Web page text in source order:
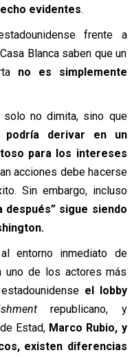
evidentes.
frente a
Blanca saben que un
no es simplemente
no dimita, sino que
podría derivar en un
para los intereses
acciones debe hacerse
Sin embargo, incluso
después” sigue siendo
entorno inmediato de
uno de los actores más
el lobby
republicano, y
Estad, Marco Rubio, y
existen diferencias